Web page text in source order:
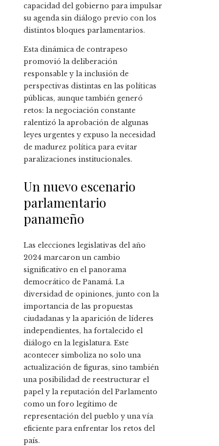
capacidad del gobierno para impulsar
su agenda sin diálogo previo con los
distintos bloques parlamentarios.
Esta dinámica de contrapeso
promovió la deliberación
responsable y la inclusión de
perspectivas distintas en las políticas
públicas, aunque también generó
retos: la negociación constante
ralentizó la aprobación de algunas
leyes urgentes y expuso la necesidad
de madurez política para evitar
paralizaciones institucionales.
Un nuevo escenario
parlamentario
panameño
Las elecciones legislativas del año
2024 marcaron un cambio
significativo en el panorama
democrático de Panamá. La
diversidad de opiniones, junto con la
importancia de las propuestas
ciudadanas y la aparición de líderes
independientes, ha fortalecido el
diálogo en la legislatura. Este
acontecer simboliza no solo una
actualización de figuras, sino también
una posibilidad de reestructurar el
papel y la reputación del Parlamento
como un foro legítimo de
representación del pueblo y una vía
eficiente para enfrentar los retos del
país.